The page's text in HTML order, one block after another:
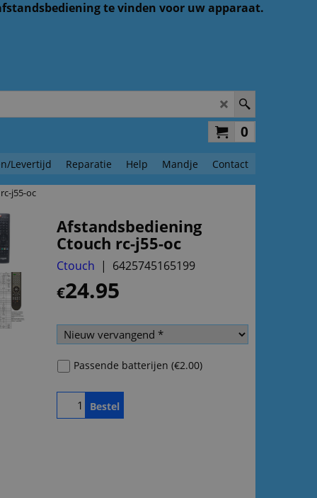
te vinden voor uw apparaat.
0
Levertijd Reparatie Help Mandje Contact
j55-oc
Afstandsbediening
Ctouch rc-j55-oc
Ctouch 6425745165199
€24.95
Passende batterijen (€2.00)
Bestel